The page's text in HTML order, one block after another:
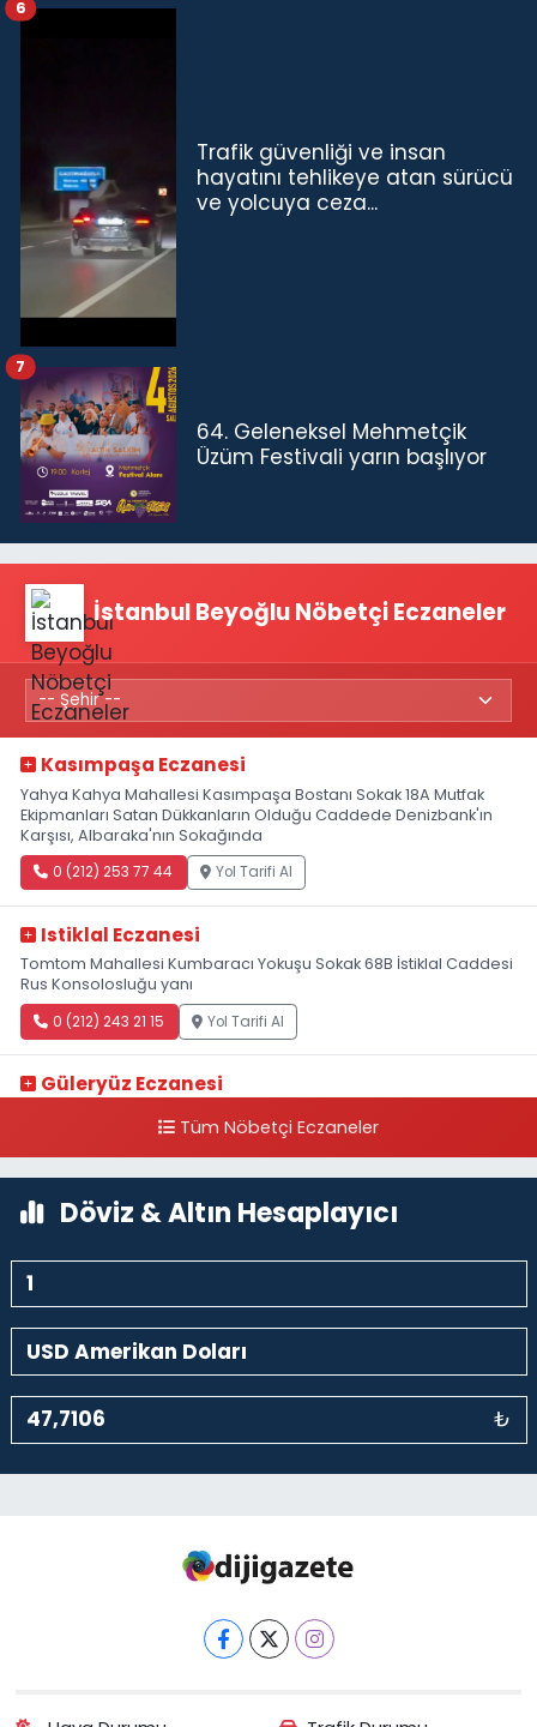
Trafik güvenliği ve insan
hayatını tehlikeye atan sürücü
ve yolcuya ceza...
6
64. Geleneksel Mehmetçik
Üzüm Festivali yarın başlıyor
7
İstanbul Beyoğlu Nöbetçi Eczaneler
Kasımpaşa Eczanesi
Yahya Kahya Mahallesi Kasımpaşa Bostanı Sokak 18A Mutfak
Ekipmanları Satan Dükkanların Olduğu Caddede Denizbank'ın
Karşısı, Albaraka'nın Sokağında
0 (212) 253 77 44 Yol Tarifi Al
Istiklal Eczanesi
Tomtom Mahallesi Kumbaracı Yokuşu Sokak 68B İstiklal Caddesi
Rus Konsolosluğu yanı
0 (212) 243 21 15 Yol Tarifi Al
Güleryüz Eczanesi
kalaycıbahçe Meydana DoğruTüm Nöbetçi Eczaneler
Döviz & Altın Hesaplayıcı
₺